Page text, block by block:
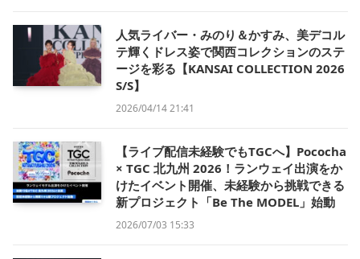
人気ライバー・みのり＆かすみ、美デコル
テ輝くドレス姿で関西コレクションのステ
ージを彩る【KANSAI COLLECTION 2026
S/S】
2026/04/14 21:41
【ライブ配信未経験でもTGCへ】Pococha
× TGC 北九州 2026！ランウェイ出演をか
けたイベント開催、未経験から挑戦できる
新プロジェクト「Be The MODEL」始動
2026/07/03 15:33